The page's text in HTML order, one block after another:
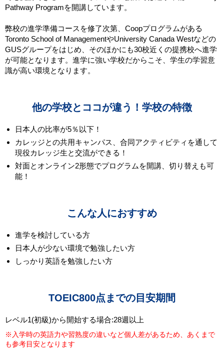
Pathway Programを開講しています。
弊校の進学準備コースを修了次第、Coopプログラムがある
Toronto School of ManagementやUniversity Canada Westなどの
GUSグループをはじめ、そのほかにも30校近くの提携校へ進学
が可能となります。進学に強い学校だからこそ、学生の学習意
識が高い環境となります。
他の学校とココが違う！学校の特徴
日本人の比率が5％以下！
カレッジとの共用キャンパス、合同アクティビティを通して
現役カレッジ生と交流ができる！
対面とオンライン2形態でプログラムを開講、切り替えも可
能！
こんな人におすすめ
進学を検討している方
日本人が少ない環境で勉強したい方
しっかり英語を勉強したい方
TOEIC800点までの目安期間
レベル1(初級)から開始する場合:28週以上
※入学時の英語力や習熟度の違いなど個人差があるため、あくまで
も参考目安となります